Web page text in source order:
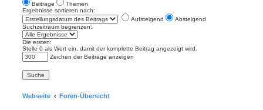
Beiträge
Themen
Ergebnisse sortieren nach:
Aufsteigend
Absteigend
Suchzeitraum begrenzen:
Die ersten:
Stelle 0 als Wert ein, damit der komplette Beitrag angezeigt wird.
Zeichen der Beiträge anzeigen
Webseite Foren-Übersicht